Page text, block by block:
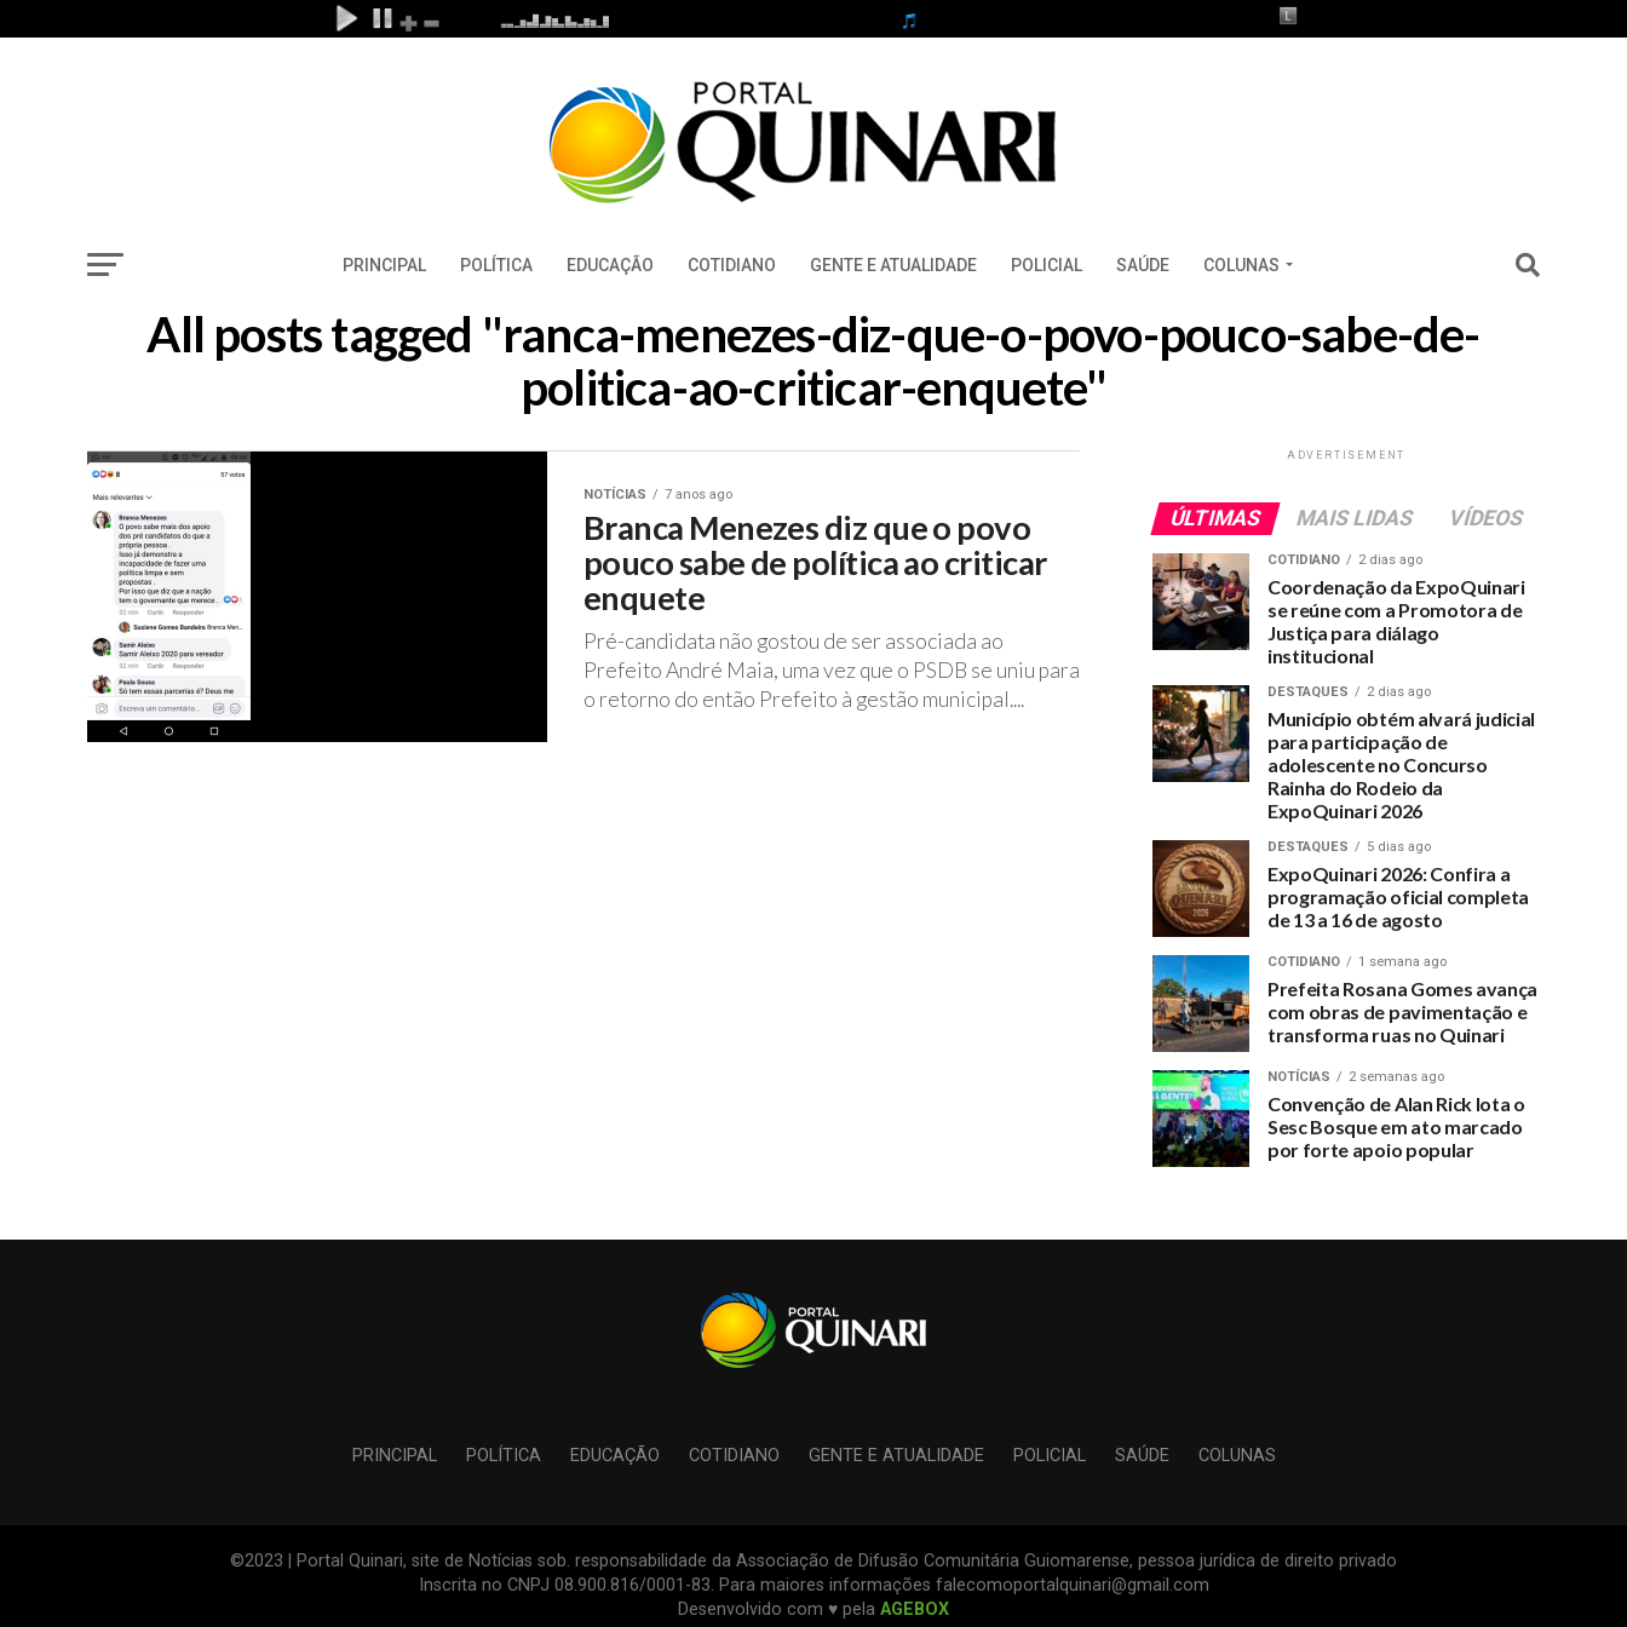
PRINCIPAL POLÍTICA EDUCAÇÃO COTIDIANO GENTE E ATUALIDADE POLICIAL SAÚDE COLUNAS
All posts tagged "ranca-menezes-diz-que-o-povo-pouco-sabe-de-
politica-ao-criticar-enquete"
NOTÍCIAS 7 anos ago
Branca Menezes diz que o povo
pouco sabe de política ao criticar
enquete
Pré-candidata não gostou de ser associada ao
Prefeito André Maia, uma vez que o PSDB se uniu para
o retorno do então Prefeito à gestão municipal....
ADVERTISEMENT
ÚLTIMAS MAIS LIDAS VÍDEOS
COTIDIANO 2 dias ago
Coordenação da ExpoQuinari
se reúne com a Promotora de
Justiça para diálago
institucional
DESTAQUES 2 dias ago
Município obtém alvará judicial
para participação de
adolescente no Concurso
Rainha do Rodeio da
ExpoQuinari 2026
DESTAQUES 5 dias ago
ExpoQuinari 2026: Confira a
programação oficial completa
de 13 a 16 de agosto
COTIDIANO 1 semana ago
Prefeita Rosana Gomes avança
com obras de pavimentação e
transforma ruas no Quinari
NOTÍCIAS 2 semanas ago
Convenção de Alan Rick lota o
Sesc Bosque em ato marcado
por forte apoio popular
PRINCIPAL POLÍTICA EDUCAÇÃO COTIDIANO GENTE E ATUALIDADE POLICIAL SAÚDE COLUNAS
©2023 | Portal Quinari, site de Notícias sob. responsabilidade da Associação de Difusão Comunitária Guiomarense, pessoa jurídica de direito privado
Inscrita no CNPJ 08.900.816/0001-83. Para maiores informações falecomoportalquinari@gmail.com
Desenvolvido com ♥ pela AGEBOX